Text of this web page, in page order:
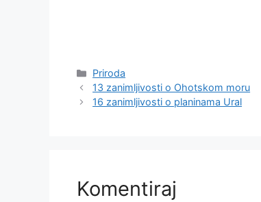
Kategorije
Priroda
13 zanimljivosti o Ohotskom moru
16 zanimljivosti o planinama Ural
Komentiraj